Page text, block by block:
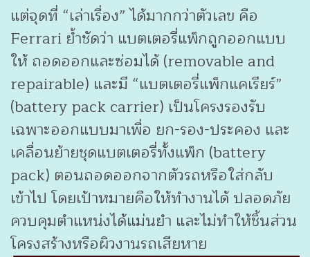
แต่จุดที่ “เล่าเรื่อง” ได้มากกว่าตัวเลข คือ
Ferrari ย้ำชัดว่า แบตเตอรี่แพ็กถูกออกแบบ
ให้ ถอดออกและซ่อมได้ (removable and
repairable) และมี “แบตเตอรี่แพ็กแคเรียร์”
(battery pack carrier) เป็นโครงรองรับ
เฉพาะออกแบบมาเพื่อ ยก-รอง-ประคอง และ
เคลื่อนย้ายชุดแบตเตอรี่ทั้งแพ็ก (battery
pack) ตอนถอดออกจากตัวรถหรือใส่กลับ
เข้าไป โดยเป้าหมายคือให้ทำงานได้ ปลอดภัย
ควบคุมตำแหน่งได้แม่นยำ และไม่ทำให้ชิ้นส่วน
โครงสร้างหรือผิวงานรถเสียหาย